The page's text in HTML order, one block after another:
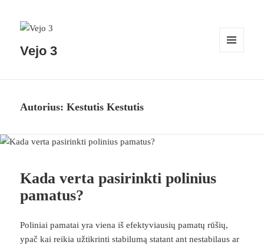
Vejo 3
Autorius:Kestutis Kestutis
Kada verta pasirinkti polinius
pamatus?
Poliniai pamatai yra viena iš efektyviausių pamatų rūšių,
ypač kai reikia užtikrinti stabilumą statant ant nestabilaus ar